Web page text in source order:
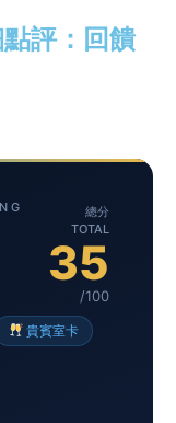
評：回饋
總分
TOTAL
35
/100
貴賓室卡